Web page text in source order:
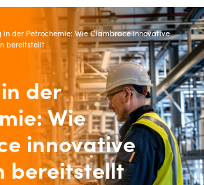
in der Petrochemie: Wie Clambrace innovative
bereitstellt
der
Wie
innovative
bereitstellt